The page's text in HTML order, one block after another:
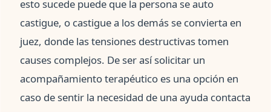
esto sucede puede que la persona se auto
castigue, o castigue a los demás se convierta en
juez, donde las tensiones destructivas tomen
causes complejos. De ser así solicitar un
acompañamiento terapéutico es una opción en
caso de sentir la necesidad de una ayuda contacta